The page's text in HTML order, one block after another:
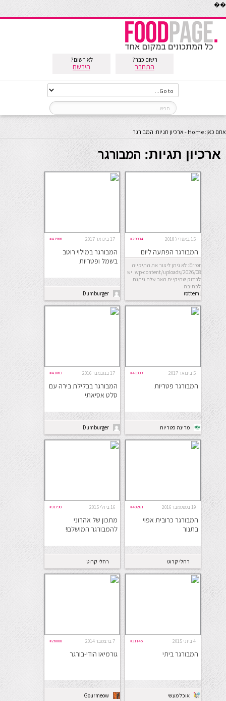
��
רשום כבר?
התחבר
לא רשום?
הירשם
אתם כאן: Home
-ארכיון תגיות: המבורגר
ארכיון תגיות:המבורגר
15 באפריל 2018 #29934
המבורגר הפתעה ליום
העצמאות
Error: לא ניתן ליצור את התיקייה
wp-content/uploads/2026/08. יש
לבדוק שתיקיית האב שלה ניתנת
לכתיבה.
rotteml
17 בינואר 2017 #41966
המבורגר במילוי רוטב
בשמל ופטריות
Dumburger
5 בינואר 2017 #41839
המבורגר פטריות
מרינה פטריות
17 בנובמבר 2016 #41063
המבורגר בבלילת בירה עם
סלט אסיאתי
Dumburger
19 בספטמבר 2016 #40281
המבורגר כרובית אפוי
בתנור
רחלי קרוט
16 ביולי 2015 #31790
מתכון של אהרוני
להמבורגר המושלם!
רחלי קרוט
4 ביוני 2015 #31145
המבורגר ביתי
אוכל מעשי
7 בדצמבר 2014 #26008
גורמיאו הודי-בורגר
Gourmeow